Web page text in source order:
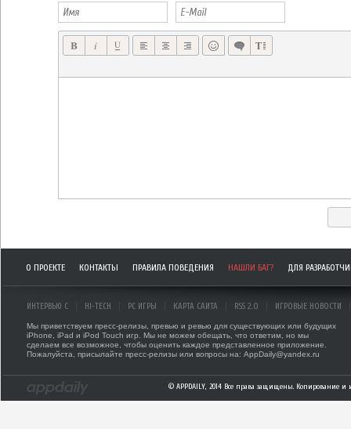
О ПРОЕКТЕ КОНТАКТЫ ПРАВИЛА ПОВЕДЕНИЯ НАШЛИ БАГ? ДЛЯ
ИНТЕРВЬЮ С HI-TECH PC ИГРЫ КАРТА САЙТА RSS 2.0 ИГРОВЫЕ НОВОСТИ
Мы приветствуем пресс-релизы, превью и ревью для существующих или будущих
iPhone, iPad и iPod Touch игр. Мы не можем обещать, что ответим, но мы
сделаем все возможное, чтобы оценить каждое представленное приложение.
Пожалуйста, присылайте пресс-релизы или вопросы на: AppDaily@yandex.ru
© APPDAILY, 2014 Все права защищены. Копирование и